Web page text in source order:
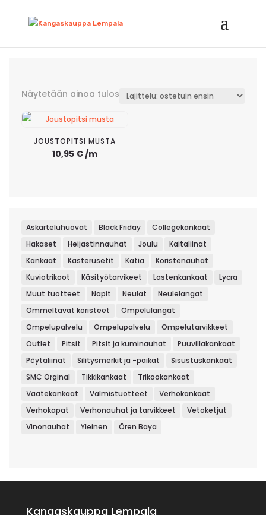
Näytetään ainoa tulos
JOUSTOPITSI MUSTA
10,95 €/m
Askarteluhuovat Black Friday
Collegekankaat
Hakaset
Heijastinnauhat Joulu
Kaitaliinat
Kankaat
Kasterusetit Katia
Koristenauhat
Kuviotrikoot
Käsityötarvikeet Lastenkankaat
Lycra
Muut tuotteet
Napit Neulat
Neulelangat
Ommeltavat koristeet
Ompelulangat
Ompelupalvelu
Ompelupalvelu
Ompelutarvikkeet
Outlet
Pitsit Pitsit ja kuminauhat
Puuvillakankaat
Pöytäliinat
Silitysmerkit ja -paikat
Sisustuskankaat
SMC Orginal
Tikkikankaat
Trikookankaat
Vaatekankaat
Valmistuotteet
Verhokankaat
Verhokapat
Verhonauhat ja tarvikkeet
Vetoketjut
Vinonauhat
Yleinen Ören Baya
Kangaskauppa Lempala